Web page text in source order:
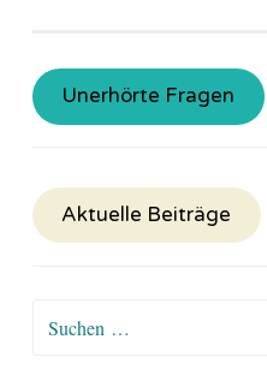
Unerhörte Fragen
Aktuelle Beiträge
Suchen